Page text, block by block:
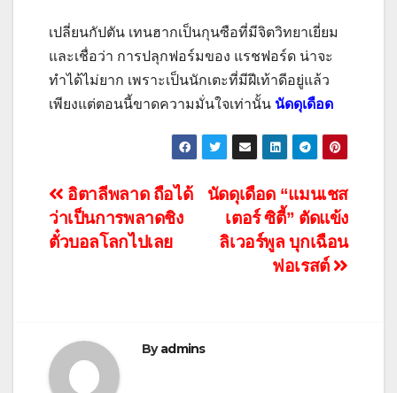
เปลี่ยนกัปตัน เทนฮากเป็นกุนซือที่มีจิตวิทยาเยี่ยม
และเชื่อว่า การปลุกฟอร์มของ แรชฟอร์ด น่าจะ
ทำได้ไม่ยาก เพราะเป็นนักเตะที่มีฝีเท้าดีอยู่แล้ว
เพียงแต่ตอนนี้ขาดความมั่นใจเท่านั้น นัดดุเดือด
แนะแนว
เรื่อง
นัดดุเดือด “แมนเชส
เตอร์ ซิตี้” ตัดแข้ง
ลิเวอร์พูล บุกเฉือน
ฟอเรสต์
อิตาลีพลาด ถือได้
ว่าเป็นการพลาดชิง
ตั๋วบอลโลกไปเลย
Byadmins